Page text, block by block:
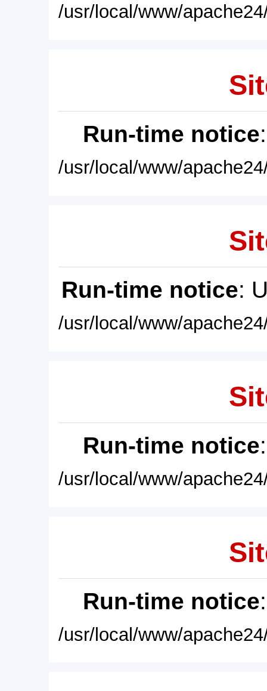
/usr/local/www/
Run-time notice
/usr/local/www/
Run-time notice:
/usr/local/www/
Run-time notice
/usr/local/www/
Run-time notice
/usr/local/www/